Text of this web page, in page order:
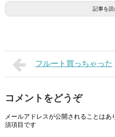
記事を読
フルート買っちゃった
コメントをどうぞ
メールアドレスが公開されることはあ
須項目です